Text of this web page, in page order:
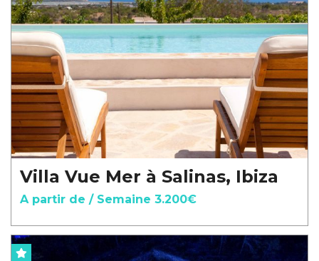
Villa Vue Mer à Salinas, Ibiza
A partir de / Semaine 3.200€